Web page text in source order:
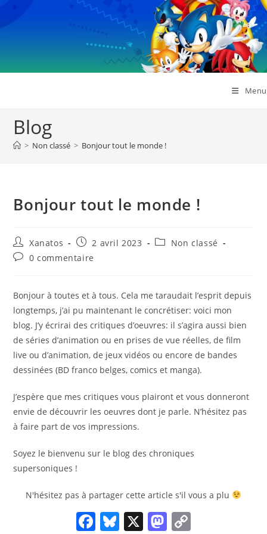
Menu
Blog
> Non classé > Bonjour tout le monde !
Bonjour tout le monde !
Auteur/autrice
de
la
Xanatos
Publication
publiée :
2 avril 2023
PostNon classé
Commentaires
publication :
0 commentaire
Bonjour à toutes et à tous. Cela me taraudait l’esprit depuis
longtemps, j’ai pu maintenant le concrétiser: voici mon
blog. J’y écrirai des critiques d’oeuvres: il s’agira aussi bien
de séries d’animation ou en prises de vue réelles, de film
live ou d’animation, de jeux vidéos ou encore de bandes
dessinées (BD franco belges, comics et manga).
J’espère que mes critiques vous plairont et vous donneront
envie de découvrir les oeuvres dont je parle. N’hésitez pas
à faire part de vos impressions.
Soyez le bienvenu sur le blog des chroniques
supersoniques !
N'hésitez pas à partager cette article s'il vous a plu
F Bl X M